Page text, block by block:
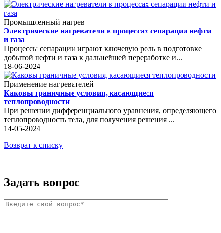
Промышленный нагрев
Электрические нагреватели в процессах сепарации нефти
и газа
Процессы сепарации играют ключевую роль в подготовке
добытой нефти и газа к дальнейшей переработке и...
18-06-2024
Применение нагревателей
Каковы граничные условия, касающиеся
теплопроводности
При решении дифференциального уравнения, определяющего
теплопроводность тела, для получения решения ...
14-05-2024
Возврат к списку
Задать вопрос